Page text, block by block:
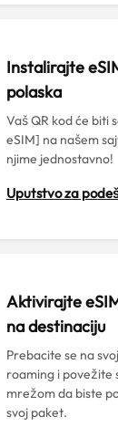
Instalirajte
polaska
Vaš QR kod će biti
eSIM] na našem
njime jednostavno!
Uputstvo za
Aktivirajte
na destinaciju
Prebacite se na
roaming i povežite
mrežom da biste
svoj paket.